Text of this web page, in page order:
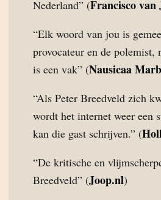
Nederland” (Francisco van
“Elk woord van jou is
provocateur en de polemist,
is een vak” (Nausicaa
“Als Peter Breedveld zich
wordt het internet weer een
kan die gast schrijven.” (
“De kritische en
Breedveld” (Joop.nl)